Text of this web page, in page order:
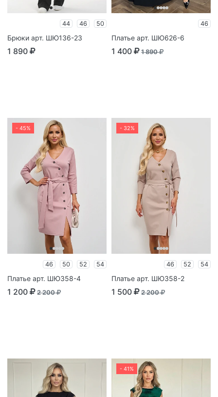
44 46 50
Брюки арт. ШЮ136-23
1 890
46
Платье арт. ШЮ626-6
1 400 1 890
- 45%
46 50 52 54
Платье арт. ШЮ358-4
1 200 2 200
- 32%
46 52 54
Платье арт. ШЮ358-2
1 500 2 200
- 41%